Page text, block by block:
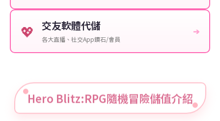
💖 交友軟體代儲
各大直播、社交App鑽石/會員
➔
Hero Blitz:RPG隨機冒險儲值介紹